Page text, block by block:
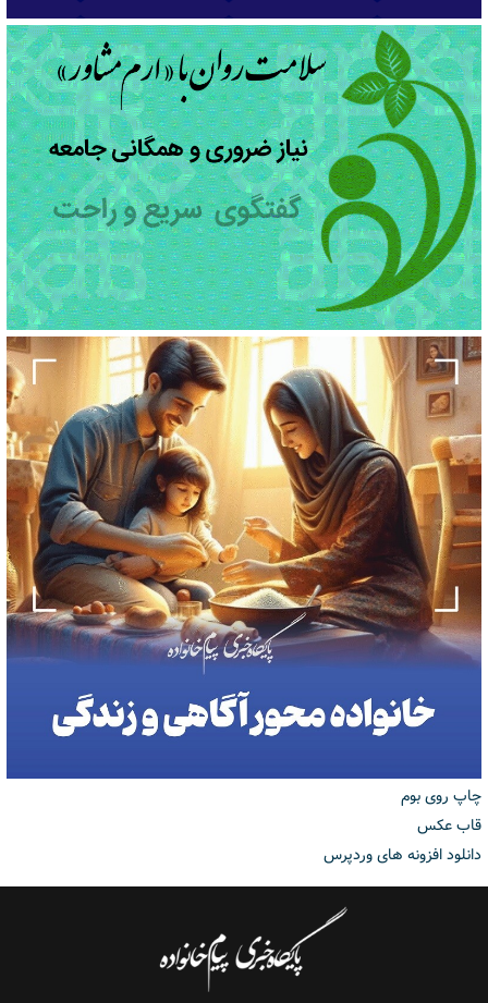
چاپ روی بوم
قاب عکس
دانلود افزونه های وردپرس